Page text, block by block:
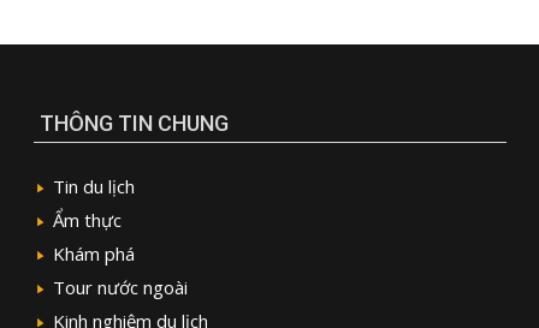
THÔNG TIN CHUNG
Tin du lịch
Ẩm thực
Khám phá
Tour nước ngoài
Kinh nghiệm du lịch